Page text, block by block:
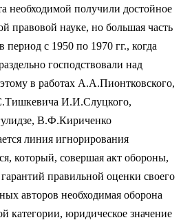
необходимой получили достойное
правовой науке, но большая часть
с 1950 по 1970 гг., когда
господствовали над
в работах А.А.Пионтковского,
И.И.Слуцкого,
В.Ф.Кириченко
линия игнорирования
который, совершая акт обороны,
правильной оценки своего
авторов необходимая оборона
категории, юридическое значение